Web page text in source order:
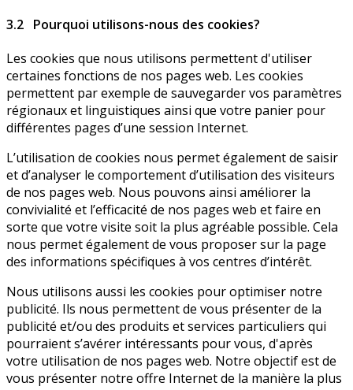
3.2 Pourquoi utilisons-nous des cookies?
Les cookies que nous utilisons permettent d'utiliser
certaines fonctions de nos pages web. Les cookies
permettent par exemple de sauvegarder vos paramètres
régionaux et linguistiques ainsi que votre panier pour
différentes pages d’une session Internet.
L’utilisation de cookies nous permet également de saisir
et d’analyser le comportement d’utilisation des visiteurs
de nos pages web. Nous pouvons ainsi améliorer la
convivialité et l’efficacité de nos pages web et faire en
sorte que votre visite soit la plus agréable possible. Cela
nous permet également de vous proposer sur la page
des informations spécifiques à vos centres d’intérêt.
Nous utilisons aussi les cookies pour optimiser notre
publicité. Ils nous permettent de vous présenter de la
publicité et/ou des produits et services particuliers qui
pourraient s’avérer intéressants pour vous, d'après
votre utilisation de nos pages web. Notre objectif est de
vous présenter notre offre Internet de la manière la plus